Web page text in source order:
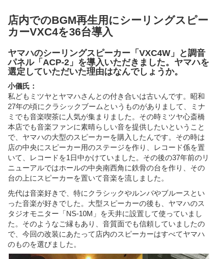
店内でのBGM再生用にシーリングスピー
カーVXC4を36台導入
ヤマハのシーリングスピーカー「VXC4W」と調音
パネル「ACP-2」を導入いただきました。ヤマハを
選定していただいた理由はなんでしょうか。
小儀氏：
私どもミツヤとヤマハさんとの付き合いは古いんです。昭和
27年の頃にクラシックブームというものがありまして、ミナ
ミでも音楽喫茶に人気が集まりました。その時ミツヤ心斎橋
本店でも音楽ファンに素晴らしい音を提供したいということ
で、ヤマハの大型のスピーカーを購入したんです。その時は
店の中央にスピーカー用のステージを作り、レコード係を置
いて、レコードを1日中かけていました。その後の37年前のリ
ニューアルではホールの中央南西角に鉄骨の台を作り、その
台の上にスピーカーを置いて音楽を流しました。
先代は音楽好きで、特にクラシックやルンバやブルースとい
った音楽が好きでした。大型スピーカーの後も、ヤマハのス
タジオモニター「NS-10M」を天井に設置して使っていまし
た。そのようなご縁もあり、音質面でも信頼していましたの
で、今回の改装にあたって店内のスピーカーはすべてヤマハ
のものを選びました。